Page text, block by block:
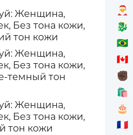
Женщина,
Без тона кожи,
тон кожи
Женщина,
Без тона кожи,
темный тон
Женщина,
Без тона кожи,
тон кожи
🎅
🐉
🇧🇷
🇨🇦
✊🏿
🛍️
🎂
🇫🇷